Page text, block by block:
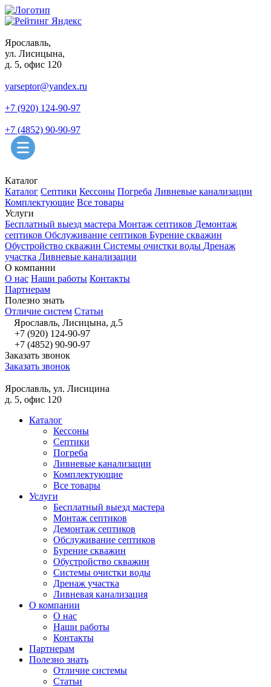
Ярославль,
ул. Лисицына,
д. 5, офис 120
yarseptor@yandex.ru
+7 (920) 124-90-97
+7 (4852) 90-90-97
Каталог
Каталог Септики Кессоны Погреба Ливневые канализации
Комплектующие Все товары
Услуги
Бесплатный выезд мастера Монтаж септиков Демонтаж
септиков Обслуживание септиков Бурение скважин
Обустройство скважин Системы очистки воды Дренаж
участка Ливневые канализации
О компании
О нас Наши работы Контакты
Партнерам
Полезно знать
Отличие систем Статьи
Ярославль, Лисицына, д.5
+7 (920) 124-90-97
+7 (4852) 90-90-97
Заказать звонок
Заказать звонок
Ярославль, ул. Лисицина
д. 5, офис 120
Каталог
Кессоны
Септики
Погреба
Ливневые канализации
Комплектующие
Все товары
Услуги
Бесплатный выезд мастера
Монтаж септиков
Демонтаж септиков
Обслуживание септиков
Бурение скважин
Обустройство скважин
Системы очистки воды
Дренаж участка
Ливневая канализация
О компании
О нас
Наши работы
Контакты
Партнерам
Полезно знать
Отличие системы
Статьи